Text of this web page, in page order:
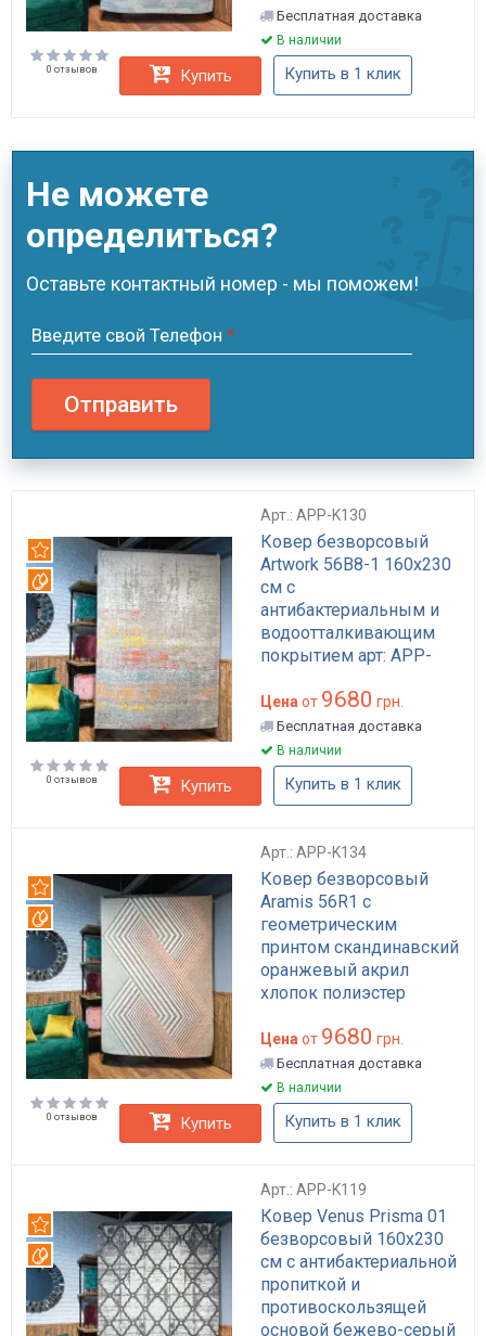
арт: APP-K133
Бесплатная доставка
В наличии
0 отзывов Купить Купить в 1 клик
Не можете
определиться?
Оставьте контактный номер - мы поможем!
Введите свой Телефон *
Отправить
Арт.: APP-K130
Ковер безворсовый
Artwork 56B8-1 160x230
см с
антибактериальным и
водоотталкивающим
покрытием арт: APP-
Рекомендуем
Вотерпруф
Цена от 9680 грн.
Бесплатная доставка
В наличии
0 отзывов Купить Купить в 1 клик
Арт.: APP-K134
Ковер безворсовый
Aramis 56R1 с
геометрическим
принтом скандинавский
оранжевый акрил
хлопок полиэстер
Everclean Waterproof
антискользящий арт:
APP-K134
Рекомендуем
Вотерпруф
Цена от 9680 грн.
Бесплатная доставка
В наличии
0 отзывов Купить Купить в 1 клик
Арт.: APP-K119
Ковер Venus Prisma 01
безворсовый 160x230
см с антибактериальной
пропиткой и
противоскользящей
основой бежево-серый
Рекомендуем
Вотерпруф